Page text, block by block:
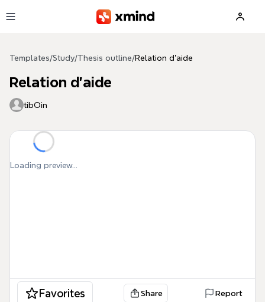
Templates/Study/Thesis outline/Relation d'aide
Relation d'aide
tibOin
Loading preview...
Favorites Share Report